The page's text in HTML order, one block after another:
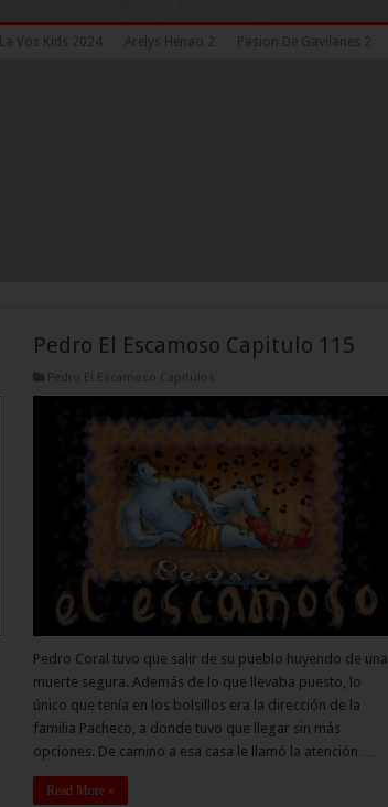
La Voz Kids 2024 Arelys Henao 2 Pasion De Gavilanes 2
Pedro El Escamoso Capitulo 115
Pedro El Escamoso Capitulos
Pedro Coral tuvo que salir de su pueblo huyendo de una
muerte segura. Además de lo que llevaba puesto, lo
único que tenía en los bolsillos era la dirección de la
familia Pacheco, a donde tuvo que llegar sin más
opciones. De camino a esa casa le llamó la atención …
Read More »